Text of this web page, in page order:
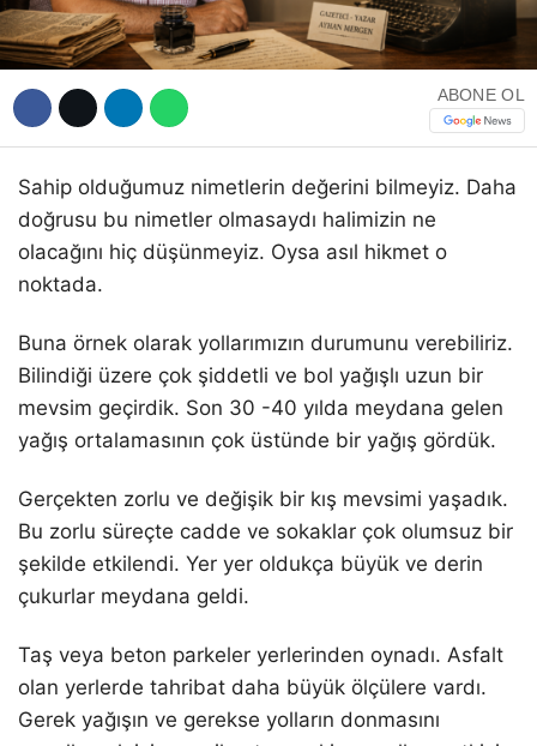
WhatsApp İhbar Hattı
Youtube
ABONE OL
Sahip olduğumuz nimetlerin değerini bilmeyiz. Daha
doğrusu bu nimetler olmasaydı halimizin ne
olacağını hiç düşünmeyiz. Oysa asıl hikmet o
noktada.
Buna örnek olarak yollarımızın durumunu verebiliriz.
Bilindiği üzere çok şiddetli ve bol yağışlı uzun bir
mevsim geçirdik. Son 30 -40 yılda meydana gelen
yağış ortalamasının çok üstünde bir yağış gördük.
Gerçekten zorlu ve değişik bir kış mevsimi yaşadık.
Bu zorlu süreçte cadde ve sokaklar çok olumsuz bir
şekilde etkilendi. Yer yer oldukça büyük ve derin
çukurlar meydana geldi.
Taş veya beton parkeler yerlerinden oynadı. Asfalt
olan yerlerde tahribat daha büyük ölçülere vardı.
Gerek yağışın ve gerekse yolların donmasını